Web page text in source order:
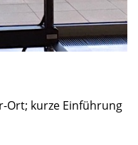
kurze Einführung